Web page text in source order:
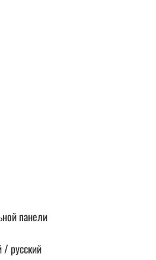
панели
русский